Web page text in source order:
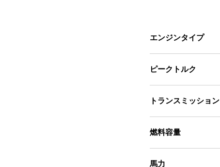
エンジンタイプ
ピークトルク
トランスミッション
燃料容量
馬力